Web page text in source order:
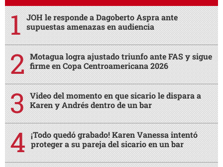
JOH le responde a Dagoberto Aspra ante
supuestas amenazas en audiencia
Motagua logra ajustado triunfo ante FAS y sigue
firme en Copa Centroamericana 2026
Video del momento en que sicario le dispara a
Karen y Andrés dentro de un bar
¡Todo quedó grabado! Karen Vanessa intentó
proteger a su pareja del sicario en un bar